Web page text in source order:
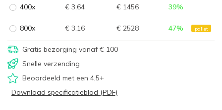
400x € 3,64 € 1456 39%
800x € 3,16 € 2528 47% pallet
Gratis bezorging vanaf € 100
Snelle verzending
Beoordeeld met een 4,5+
Download specificatieblad (PDF)